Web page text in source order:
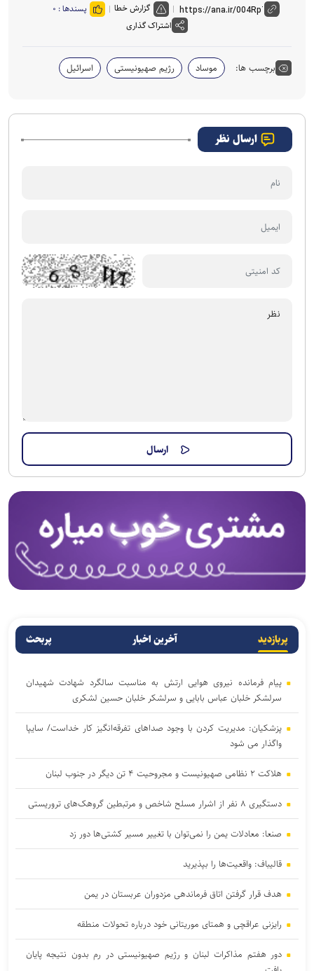
گزارش خطا پسندها : ۰
اشتراک گذاری
برچسب ها: موساد رژیم صهیونیستی اسرائیل
ارسال نظر
پربازدید آخرین اخبار پربحث
پیام فرمانده نیروی هوایی ارتش به مناسبت سالگرد شهادت شهیدان
سرلشکر خلبان عباس بابایی و سرلشکر خلبان حسین لشکری
پزشکیان: مدیریت کردن با وجود صداهای تفرقه‌انگیز کار خداست/ سایپا
واگذار می شود
هلاکت ۲ نظامی صهیونیست و مجروحیت ۴ تن دیگر در جنوب لبنان
دستگیری ۸ نفر از اشرار مسلح شاخص و مرتبطین گروهک‌های تروریستی
صنعا: معادلات یمن را نمی‌توان با تغییر مسیر کشتی‌ها دور زد
قالیباف: واقعیت‌ها را بپذیرید
هدف قرار گرفتن اتاق‌ فرماندهی مزدوران عربستان در یمن
رایزنی عراقچی و همتای موریتانی خود درباره تحولات منطقه
دور هفتم مذاکرات لبنان و رژیم صهیونیستی در رم بدون نتیجه پایان